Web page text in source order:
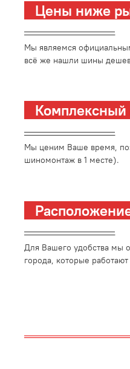
Цены ниже
_________________________
Мы являемся
всё же нашли шины
Комплексный
_________________________
Мы ценим Ваше время,
шиномонтаж в 1 месте).
_________________________
Для Вашего удобства мы
города, которые